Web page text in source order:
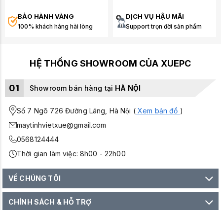
BẢO HÀNH VÀNG
100% khách hàng hài lòng
DỊCH VỤ HẬU MÃI
Support trọn đời sản phẩm
HỆ THỐNG SHOWROOM CỦA XUEPC
01 Showroom bán hàng tại HÀ NỘI
Số 7 Ngõ 726 Đường Láng, Hà Nội (Xem bản đồ )
maytinhvietxue@gmail.com
0568124444
Thời gian làm việc: 8h00 - 22h00
VỀ CHÚNG TÔI
CHÍNH SÁCH & HỖ TRỢ